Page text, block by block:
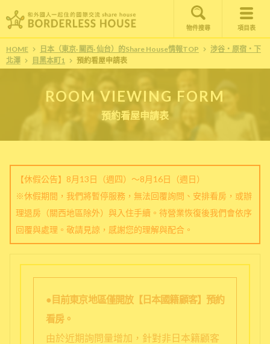
物件搜尋 項目表
HOME 日本（東京· 關西· 仙台）的Share House情報TOP
涉谷・原宿・下
北澤
目黑本町1 預約看屋申請表
ROOM VIEWING FORM
預約看屋申請表
【休假公告】8月13日（週四）～8月16日（週日）
※休假期間，我們將暫停服務，無法回覆詢問、安排看房，或辦
理退房（關西地區除外）與入住手續。待營業恢復後我們會依序
回覆與處理。敬請見諒，感謝您的理解與配合。
●目前東京地區僅開放【日本國籍顧客】預約
看房。
由於近期詢問量增加，針對非日本籍顧客